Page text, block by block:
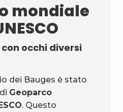
mondiale
occhi diversi
dei Bauges è stato
Geoparco
. Questo